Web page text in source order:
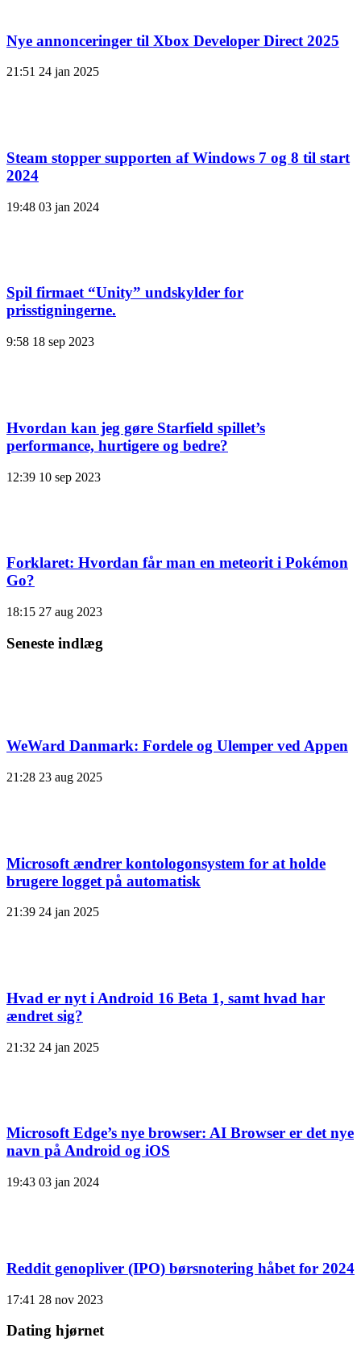
Nye annonceringer til Xbox Developer Direct 2025
21:51 24 jan 2025
Steam stopper supporten af ​​Windows 7 og 8 til start
2024
19:48 03 jan 2024
Spil firmaet “Unity” undskylder for
prisstigningerne.
9:58 18 sep 2023
Hvordan kan jeg gøre Starfield spillet’s
performance, hurtigere og bedre?
12:39 10 sep 2023
Forklaret: Hvordan får man en meteorit i Pokémon
Go?
18:15 27 aug 2023
Seneste indlæg
WeWard Danmark: Fordele og Ulemper ved Appen
21:28 23 aug 2025
Microsoft ændrer kontologonsystem for at holde
brugere logget på automatisk
21:39 24 jan 2025
Hvad er nyt i Android 16 Beta 1, samt hvad har
ændret sig?
21:32 24 jan 2025
Microsoft Edge’s nye browser: AI Browser er det nye
navn på Android og iOS
19:43 03 jan 2024
Reddit genopliver (IPO) børsnotering håbet for 2024
17:41 28 nov 2023
Dating hjørnet